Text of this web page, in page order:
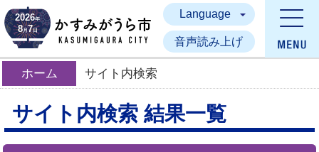
かすみがうら市
2026年
8月7日
Language
音声読み上げ
ホーム サイト内検索
サイト内検索 結果一覧